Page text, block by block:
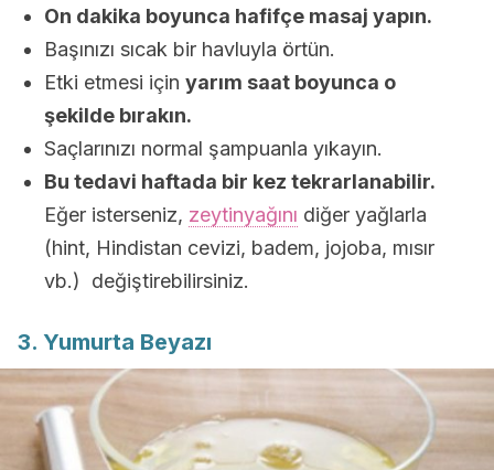
On dakika boyunca hafifçe masaj yapın.
Başınızı sıcak bir havluyla örtün.
Etki etmesi için yarım saat boyunca o
şekilde bırakın.
Saçlarınızı normal şampuanla yıkayın.
Bu tedavi haftada bir kez tekrarlanabilir.
Eğer isterseniz, zeytinyağını diğer yağlarla
(hint, Hindistan cevizi, badem, jojoba, mısır
vb.) değiştirebilirsiniz.
3. Yumurta Beyazı